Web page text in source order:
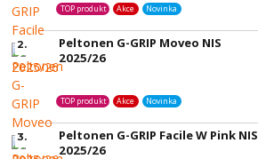
TOP produkt Akce Novinka
2.
Peltonen G-GRIP Moveo NIS
2025/26
TOP produkt Akce Novinka
3.
Peltonen G-GRIP Facile W Pink NIS
2025/26